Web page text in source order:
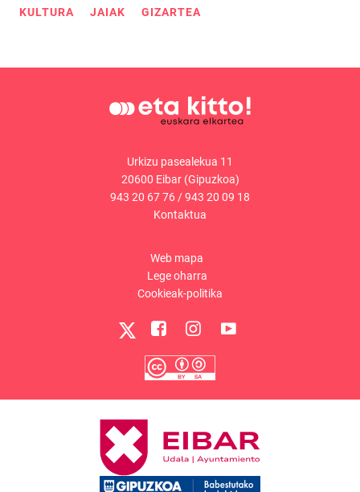
KULTURA JAIAK GIZARTEA
Urkizu pasealekua 11
20600 Eibar (Gipuzkoa)
943 20 67 76/943 20 09 18
Kontaktua
Web mapa
Lege oharra
Cookieak-politika